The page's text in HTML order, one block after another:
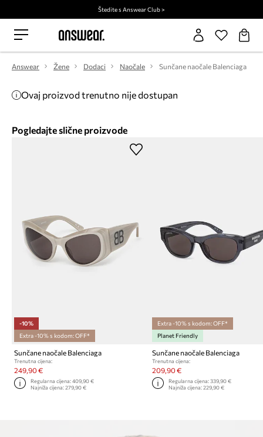
Štedite s Answear Club >
Answear Žene Dodaci Naočale Sunčane naočale Balenciaga
Ovaj proizvod trenutno nije dostupan
Pogledajte slične proizvode
-10%
Extra -10% s kodom: OFF*
Sunčane naočale Balenciaga
Trenutna cijena:
249,90 €
Regularna cijena:409,90 €
Najniža cijena:279,90 €
Extra -10% s kodom: OFF*
Planet Friendly
Sunčane naočale Balenciaga
Trenutna cijena:
209,90 €
Regularna cijena: 339,90 €
Najniža cijena: 229,90 €